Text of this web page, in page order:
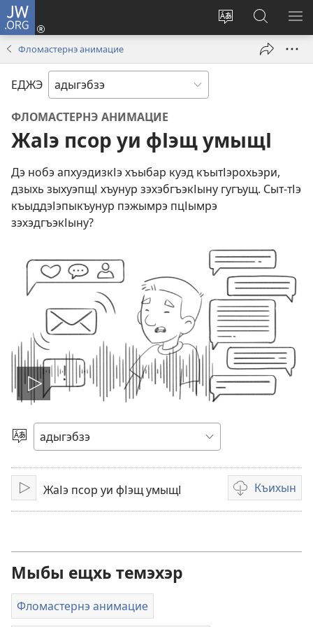
JW.ORG
Change
language
Ихьэн
(opens
Фломастернэ анимацие
ЕДЖЭ
ФЛОМАСТЕРНЭ АНИМАЦИЕ
ЖаІэ псор уи фІэщ умыщІ
Дэ нобэ апхуэдизкІэ хъыбар куэд къытІэрохьэри,
дзыхь зыхуэпщІ хъунур зэхэбгъэкІыну гугъущ. Сыт-тІэ
къыддэІэпыкъунур пэжымрэ пцІымрэ
зэхэдгъэкІыну?
Видеор
щІэгъэнэн
Бзэр
къыхэх
Къэгъэлъэгъуэн
ЖаІэ псор уи фІэщ умыщІ Къихын
Мыбы ещхь темэхэр
Фломастернэ анимацие